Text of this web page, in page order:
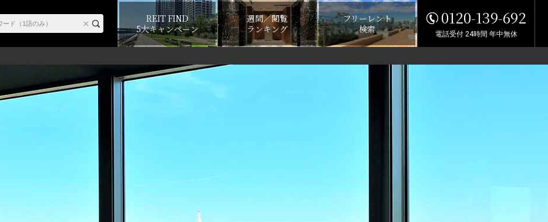
REIT FIND
5大キャンペーン
週間／閲覧
ランキング
フリーレント
検索
0120-139-692
電話受付 24時間 年中無休